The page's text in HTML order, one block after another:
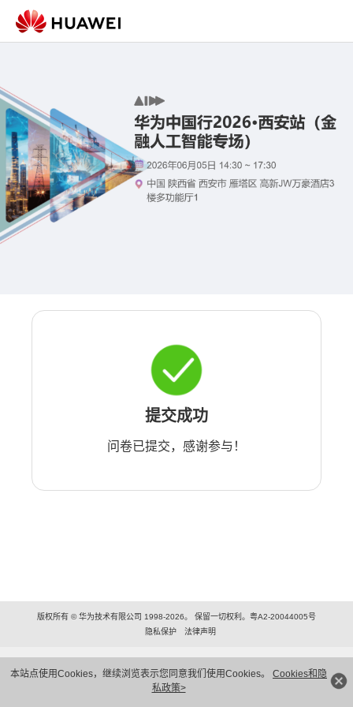
本站点使用Cookies，继续浏览表示您同意我们使用Cookies。 Cookies和隐
私政策>
提交成功
问卷已提交，感谢参与！
版权所有 © 华为技术有限公司 1998-2026。 保留一切权利。粤A2-20044005号
隐私保护
法律声明